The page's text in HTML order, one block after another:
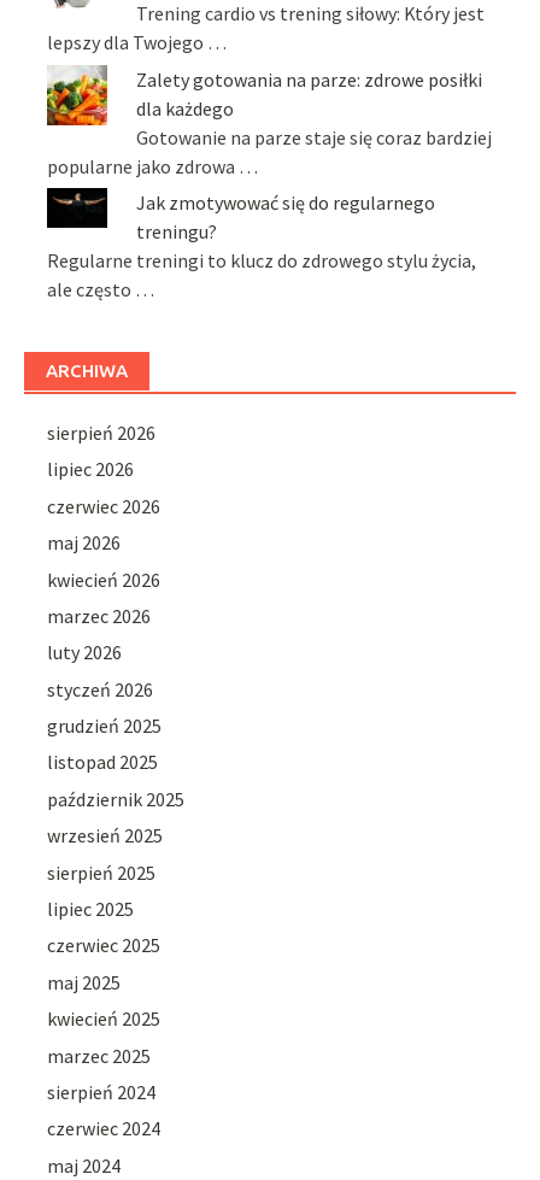
Trening cardio vs trening siłowy: Który jest
lepszy dla Twojego …
Zalety gotowania na parze: zdrowe posiłki
dla każdego
Gotowanie na parze staje się coraz bardziej
popularne jako zdrowa …
Jak zmotywować się do regularnego
treningu?
Regularne treningi to klucz do zdrowego stylu życia,
ale często …
ARCHIWA
sierpień 2026
lipiec 2026
czerwiec 2026
maj 2026
kwiecień 2026
marzec 2026
luty 2026
styczeń 2026
grudzień 2025
listopad 2025
październik 2025
wrzesień 2025
sierpień 2025
lipiec 2025
czerwiec 2025
maj 2025
kwiecień 2025
marzec 2025
sierpień 2024
czerwiec 2024
maj 2024